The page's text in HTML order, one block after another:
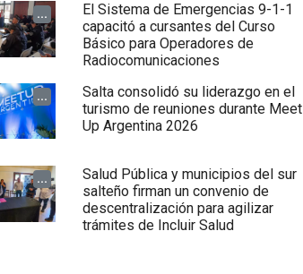
...
El Sistema de Emergencias 9-1-1
capacitó a cursantes del Curso
Básico para Operadores de
Radiocomunicaciones
...
Salta consolidó su liderazgo en el
turismo de reuniones durante Meet
Up Argentina 2026
...
Salud Pública y municipios del sur
salteño firman un convenio de
descentralización para agilizar
trámites de Incluir Salud